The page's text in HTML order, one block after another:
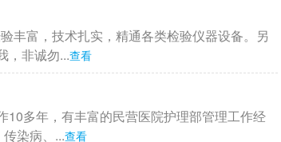
丰富，技术扎实，精通各类检验仪器设备。另
，非诚勿...查看
多年，有丰富的民营医院护理部管理工作经
传染病、...查看